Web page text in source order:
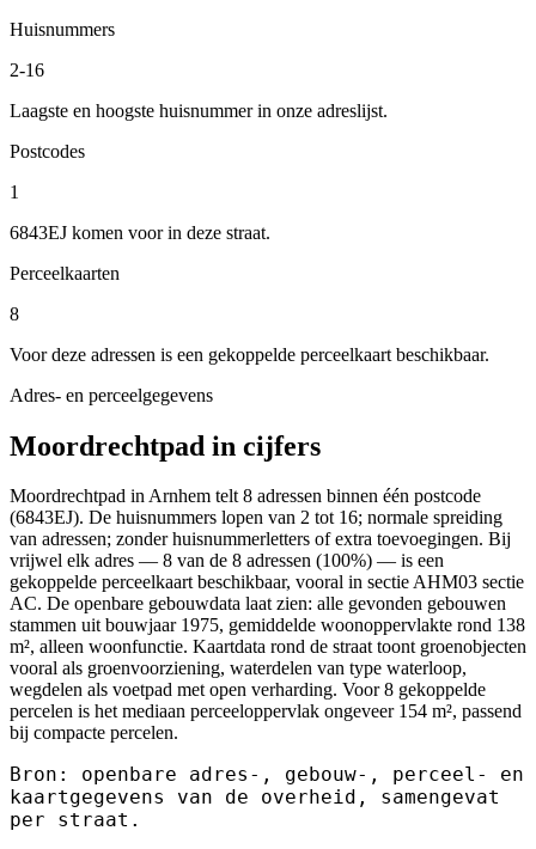
Huisnummers
2-16
Laagste en hoogste huisnummer in onze adreslijst.
Postcodes
1
6843EJ komen voor in deze straat.
Perceelkaarten
8
Voor deze adressen is een gekoppelde perceelkaart beschikbaar.
Adres- en perceelgegevens
Moordrechtpad in cijfers
Moordrechtpad in Arnhem telt 8 adressen binnen één postcode
(6843EJ). De huisnummers lopen van 2 tot 16; normale spreiding
van adressen; zonder huisnummerletters of extra toevoegingen. Bij
vrijwel elk adres — 8 van de 8 adressen (100%) — is een
gekoppelde perceelkaart beschikbaar, vooral in sectie AHM03 sectie
AC. De openbare gebouwdata laat zien: alle gevonden gebouwen
stammen uit bouwjaar 1975, gemiddelde woonoppervlakte rond 138
m², alleen woonfunctie. Kaartdata rond de straat toont groenobjecten
vooral als groenvoorziening, waterdelen van type waterloop,
wegdelen als voetpad met open verharding. Voor 8 gekoppelde
percelen is het mediaan perceeloppervlak ongeveer 154 m², passend
bij compacte percelen.
Bron: openbare adres-, gebouw-, perceel- en
kaartgegevens van de overheid, samengevat
per straat.